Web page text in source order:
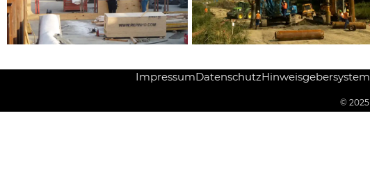
ImpressumDatenschutzHinweisgebersystem
© 2025